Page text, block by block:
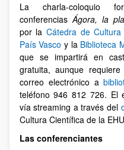
La charla-coloquio
conferenciasÁgora, la
por la Cátedra de
País Vasco y la Biblioteca
que se impartirá en
gratuita, aunque
correo electrónico a
teléfono 946 812 726. El
vía streaming a través del
Cultura Científica de la
Las conferenciantes